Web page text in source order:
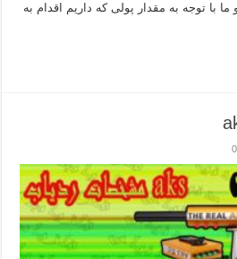
با توجه به مقدار پولی که داریم اقدام به
0